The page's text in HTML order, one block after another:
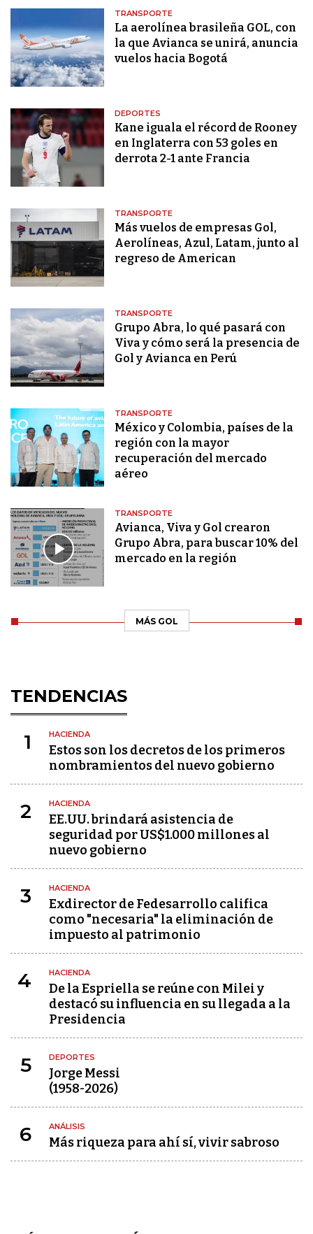
TRANSPORTE
La aerolínea brasileña GOL, con
la que Avianca se unirá, anuncia
vuelos hacia Bogotá
DEPORTES
Kane iguala el récord de Rooney
en Inglaterra con 53 goles en
derrota 2-1 ante Francia
TRANSPORTE
Más vuelos de empresas Gol,
Aerolíneas, Azul, Latam, junto al
regreso de American
TRANSPORTE
Grupo Abra, lo qué pasará con
Viva y cómo será la presencia de
Gol y Avianca en Perú
TRANSPORTE
México y Colombia, países de la
región con la mayor
recuperación del mercado
aéreo
TRANSPORTE
Avianca, Viva y Gol crearon
Grupo Abra, para buscar 10% del
mercado en la región
MÁS GOL
TENDENCIAS
1 HACIENDA
Estos son los decretos de los primeros
nombramientos del nuevo gobierno
2 HACIENDA
EE.UU. brindará asistencia de
seguridad por US$1.000 millones al
nuevo gobierno
3 HACIENDA
Exdirector de Fedesarrollo califica
como "necesaria" la eliminación de
impuesto al patrimonio
4 HACIENDA
De la Espriella se reúne con Milei y
destacó su influencia en su llegada a la
Presidencia
5 DEPORTES
Jorge Messi
(1958-2026)
6 ANÁLISIS
Más riqueza para ahí sí, vivir sabroso